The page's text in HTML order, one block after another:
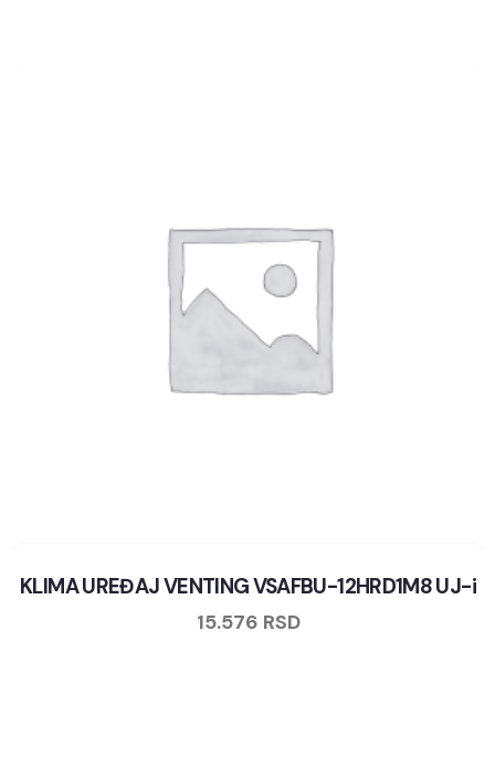
KLIMA UREĐAJ VENTING VSAFBU-12HRD1M8 UJ-i
15.576 RSD